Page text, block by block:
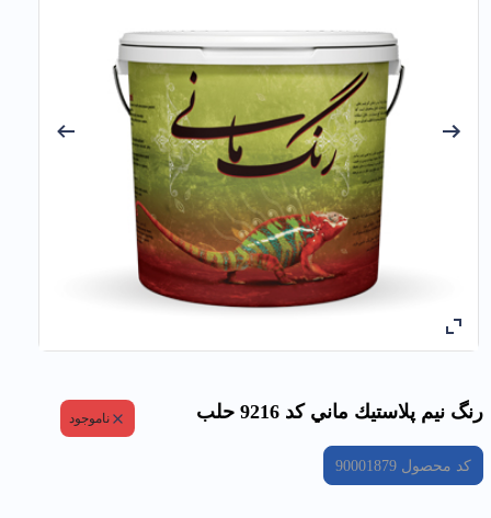
رنگ نيم پلاستيك ماني کد 9216 حلب ناموجود
کد محصول90001879